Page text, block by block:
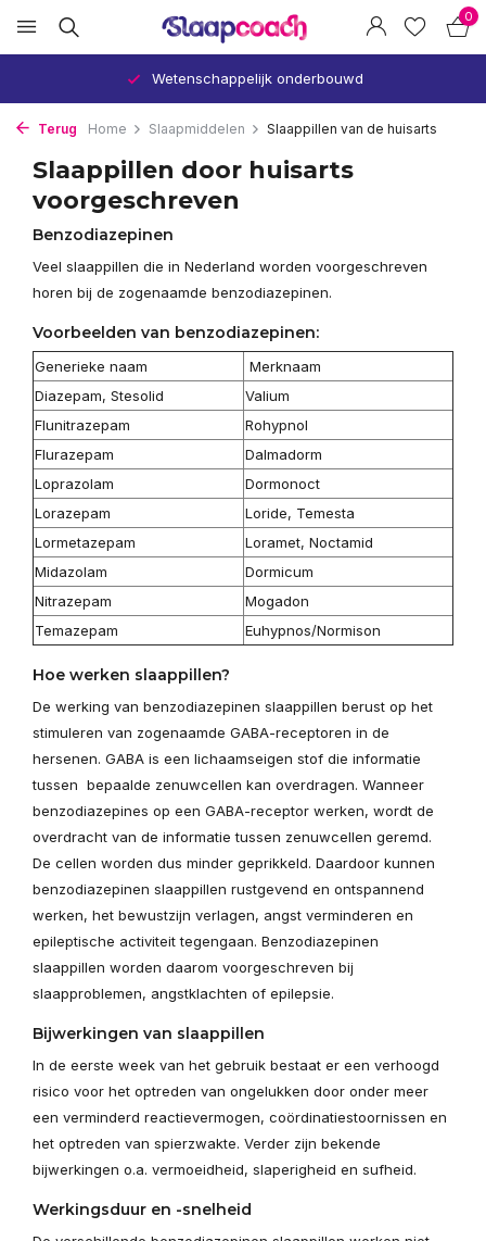
0
Wetenschappelijk onderbouwd
Terug Home Slaapmiddelen Slaappillen van de huisarts
Slaappillen door huisarts
voorgeschreven
Benzodiazepinen
Veel slaappillen die in Nederland worden voorgeschreven
horen bij de zogenaamde benzodiazepinen.
Voorbeelden van benzodiazepinen:
Generieke naam
Merknaam
Diazepam, Stesolid
Valium
Flunitrazepam
Rohypnol
Flurazepam
Dalmadorm
Loprazolam
Dormonoct
Lorazepam
Loride, Temesta
Lormetazepam
Loramet, Noctamid
Midazolam
Dormicum
Nitrazepam
Mogadon
Temazepam
Euhypnos/Normison
Hoe werken slaappillen?
De werking van benzodiazepinen slaappillen berust op het
stimuleren van zogenaamde GABA-receptoren in de
hersenen. GABA is een lichaamseigen stof die informatie
tussen bepaalde zenuwcellen kan overdragen. Wanneer
benzodiazepines op een GABA-receptor werken, wordt de
overdracht van de informatie tussen zenuwcellen geremd.
De cellen worden dus minder geprikkeld. Daardoor kunnen
benzodiazepinen slaappillen rustgevend en ontspannend
werken, het bewustzijn verlagen, angst verminderen en
epileptische activiteit tegengaan. Benzodiazepinen
slaappillen worden daarom voorgeschreven bij
slaapproblemen, angstklachten of epilepsie.
Bijwerkingen van slaappillen
In de eerste week van het gebruik bestaat er een verhoogd
risico voor het optreden van ongelukken door onder meer
een verminderd reactievermogen, coördinatiestoornissen en
het optreden van spierzwakte. Verder zijn bekende
bijwerkingen o.a. vermoeidheid, slaperigheid en sufheid.
Werkingsduur en -snelheid